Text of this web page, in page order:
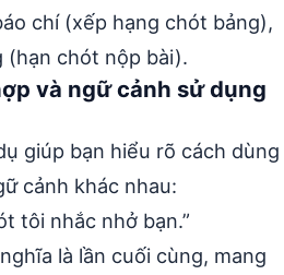
chí (xếp hạng chót bảng),
chót nộp bài).
và ngữ cảnh sử dụng
giúp bạn hiểu rõ cách dùng
cảnh khác nhau:
tôi nhắc nhở bạn.”
là lần cuối cùng, mang